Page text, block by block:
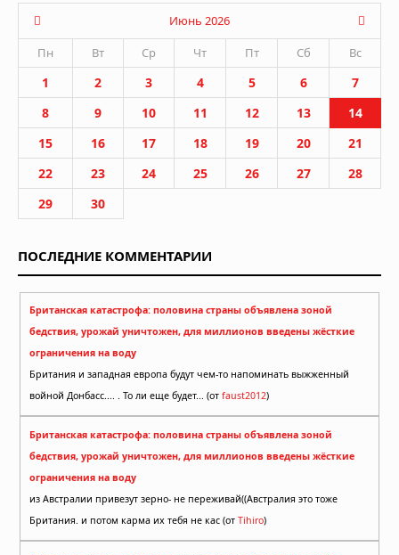
Июнь 2026
Пн
Вт Ср Чт Пт Сб Вс
1 2 3 4 5 6
7
8
9 10 11 12 13
14
15
16 17 18 19 20
21
22
23 24 25 26 27
28
29
30
ПОСЛЕДНИЕ КОММЕНТАРИИ
Британская катастрофа: половина страны объявлена зоной
бедствия, урожай уничтожен, для миллионов введены жёсткие
ограничения на воду
Британия и западная европа будут чем-то напоминать выжженный
войной Донбасс.... . То ли еще будет... (от faust2012)
Британская катастрофа: половина страны объявлена зоной
бедствия, урожай уничтожен, для миллионов введены жёсткие
ограничения на воду
из Австралии привезут зерно- не переживай((Австралия это тоже
Британия. и потом карма их тебя не кас (от Tihiro)